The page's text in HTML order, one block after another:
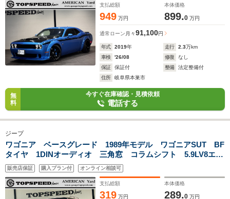
色塗装 純正ワイドボディー支払総額
949 万円
本体価格
899.0 万円
通常ローン 月々91,100円
年式 2019年 走行 2.3万km
車検
'26/08 修復
なし
保証
保証付 整備
法定整備付
住所
岐阜県本巣市
無
料
今すぐ在庫確認・見積依頼
電話する
ジープ
ワゴニア ベースグレード 1989年モデル ワゴニアSUT BF
タイヤ 1DINオーディオ 三角窓 コラムシフト 5.9LV8エン
ジン
販売店保証 購入プラン付 オンライン相談可
支払総額
319 万円
本体価格
289.0 万円